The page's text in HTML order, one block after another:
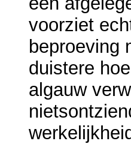
voorziet
beproeving
duistere
algauw